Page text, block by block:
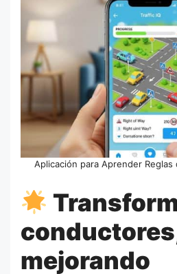
Aplicación para Aprender
mejorando